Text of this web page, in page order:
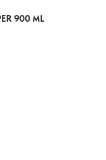
900 ML